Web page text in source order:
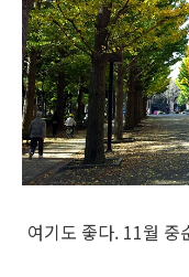
여기도 좋다. 11월 중